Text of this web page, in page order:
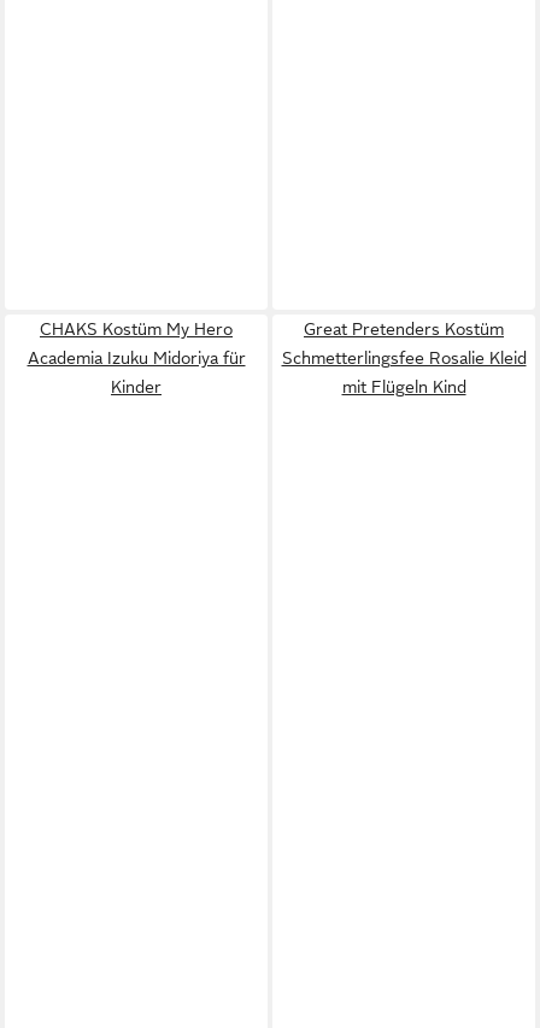
CHAKS Kostüm My Hero
Academia Izuku Midoriya für
Kinder
Great Pretenders Kostüm
Schmetterlingsfee Rosalie Kleid
mit Flügeln Kind